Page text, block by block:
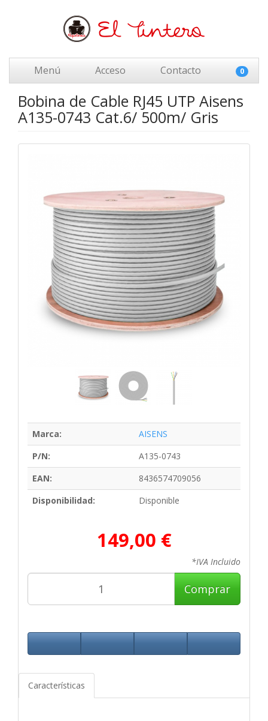
Menú Acceso Contacto 0
Bobina de Cable RJ45 UTP Aisens
A135-0743 Cat.6/ 500m/ Gris
Marca:
AISENS
P/N:
A135-0743
EAN:
8436574709056
Disponibilidad:
Disponible
149,00 €
*IVA Incluido
Comprar
Características